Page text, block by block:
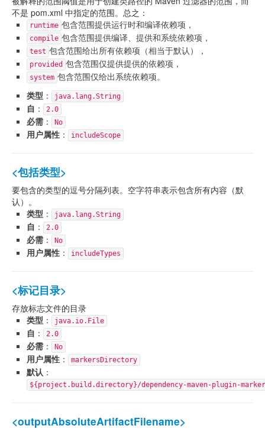
不是 pom.xml 中指定的范围。总之：
runtime 包含范围提供运行时和编译依赖项，
compile 包含范围提供编译、提供和系统依赖项，
test 包含范围给出所有依赖项（相当于默认），
provided 包含范围仅提供提供的依赖项，
system 包含范围仅给出系统依赖项。
类型 ： java.lang.String
自 ： 2.0
必需 ： No
用户属性 ： includeScope
<包括类型>
要包含的类型的逗号分隔列表。空字符串表示包含所有内容（默
认）。
类型 ： java.lang.String
自 ： 2.0
必需 ： No
用户属性 ： includeTypes
<标记目录>
存放标志文件的目录
类型 ： java.io.File
自 ： 2.0
必需 ： No
用户属性 ： markersDirectory
默认 ：
${project.build.directory}/dependency-maven-plugin-
<outputAbsoluteArtifactFilename>